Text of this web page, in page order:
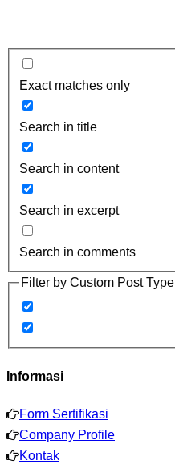
Exact matches only
Search in title
Search in content
Search in excerpt
Search in comments
Filter by Custom Post Type
Informasi
Form Sertifikasi
Company Profile
Kontak